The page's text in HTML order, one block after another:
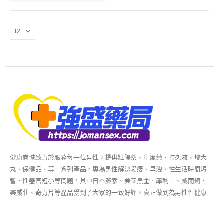
健康商城致力於服務每一位男性，提供壯陽藥、印度藥、持久液、增大
丸、保健品、等一系列產品，專為男性解決陽痿、早洩、性生活時間短
暫、性器官短小等問題，其中日本藤素、美國黑金、犀利士、威而鋼、
樂威壯、奇力片等產品受到了大家的一致好評，真正做到為男性性健康